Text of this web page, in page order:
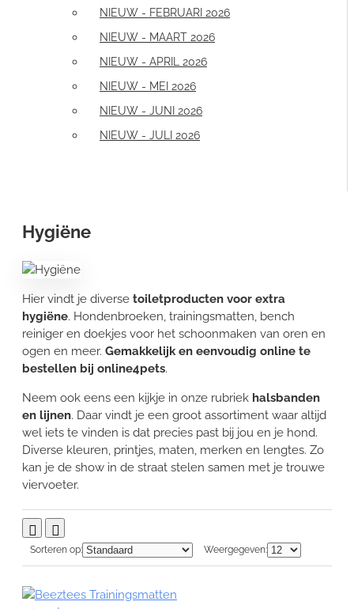
NIEUW - FEBRUARI 2026
NIEUW - MAART 2026
NIEUW - APRIL 2026
NIEUW - MEI 2026
NIEUW - JUNI 2026
NIEUW - JULI 2026
Hygiëne
Hier vindt je diverse toiletproducten voor extra
hygiëne. Hondenbroeken, trainingsmatten, bench
reiniger en doekjes voor het schoonmaken van oren en
ogen en meer. Gemakkelijk en eenvoudig online te
bestellen bij online4pets.
Neem ook eens een kijkje in onze rubriek halsbanden
en lijnen. Daar vindt je een groot assortiment waar altijd
wel iets te vinden is dat precies past bij jou en je hond.
Diverse kleuren, printjes, maten, merken en lengtes. Zo
kan je de show in de straat stelen samen met je trouwe
viervoeter.
Sorteren op: Weergegeven: